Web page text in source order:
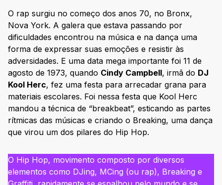
O rap surgiu no começo dos anos 70, no Bronx,
Nova York. A galera que estava passando por
dificuldades encontrou na música e na dança uma
forma de expressar suas emoções e resistir às
adversidades. E uma data mega importante foi 11 de
agosto de 1973, quando Cindy Campbell, irmã do DJ
Kool Herc, fez uma festa para arrecadar grana para
materiais escolares. Foi nessa festa que Kool Herc
mandou a técnica de “breakbeat”, esticando as partes
rítmicas das músicas e criando o Breaking, uma dança
que virou um dos pilares do Hip Hop.
O Hip Hop, movimento composto por diversos
elementos como DJing, MCing (ou rap), Breaking e